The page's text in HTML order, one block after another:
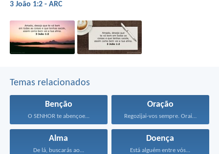
3 João 1:2 - ARC
Temas relacionados
Benção
O SENHOR te abençoe...
Oração
Regozijai-vos sempre. Orai sem...
Alma
De lá, buscarás ao...
Doença
Está alguém entre vós...